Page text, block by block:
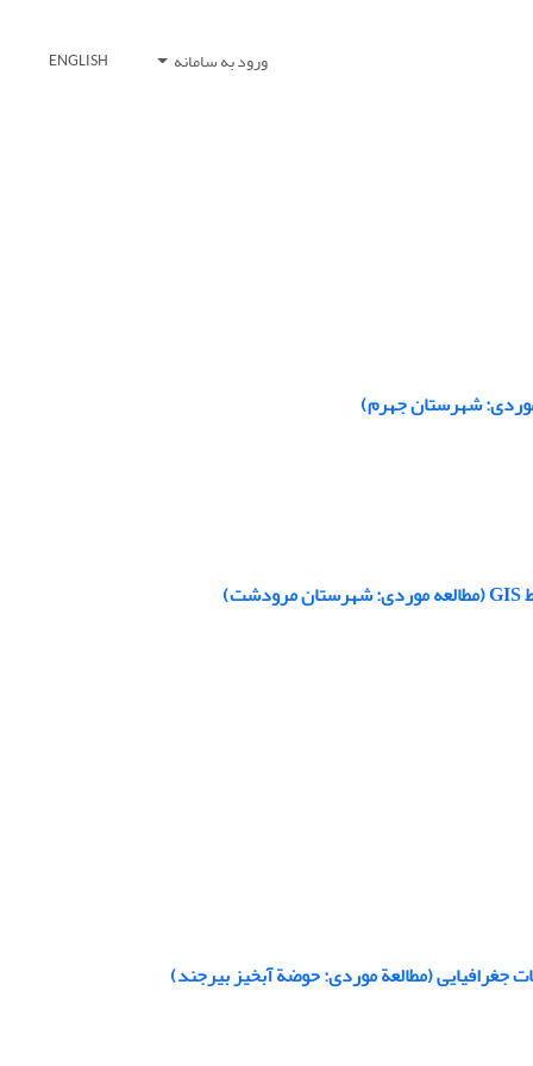
ورود به سامانه ENGLISH
شهرستان جهرم)
جغرافیایی (مطالعة موردی: حوضة آبخیز بیرجند)